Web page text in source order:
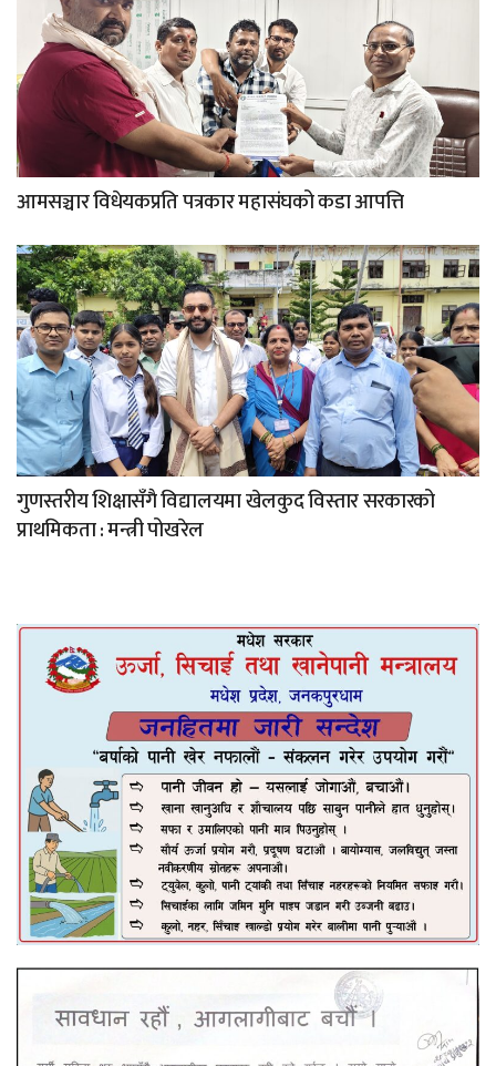
आमसञ्चार विधेयकप्रति पत्रकार महासंघको कडा आपत्ति
गुणस्तरीय शिक्षासँगै विद्यालयमा खेलकुद विस्तार सरकारको
प्राथमिकता : मन्त्री पोखरेल